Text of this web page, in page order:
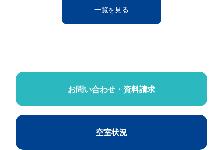
一覧を見る
お問い合わせ・資料請求
空室状況